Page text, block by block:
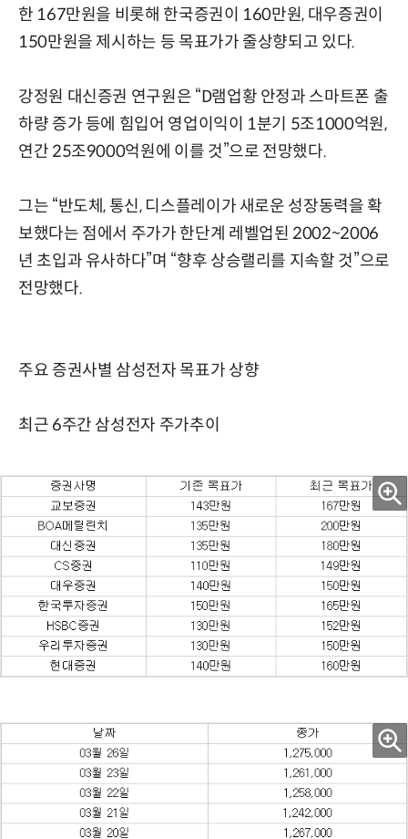
한 167만원을 비롯해 한국증권이 160만원, 대우증권이
150만원을 제시하는 등 목표가가 줄상향되고 있다.
강정원 대신증권 연구원은 “D램업황 안정과 스마트폰 출
하량 증가 등에 힘입어 영업이익이 1분기 5조1000억원,
연간 25조9000억원에 이를 것”으로 전망했다.
그는 “반도체, 통신, 디스플레이가 새로운 성장동력을 확
보했다는 점에서 주가가 한단계 레벨업된 2002~2006
년 초입과 유사하다”며 “향후 상승랠리를 지속할 것”으로
전망했다.
주요 증권사별 삼성전자 목표가 상향
최근 6주간 삼성전자 주가추이